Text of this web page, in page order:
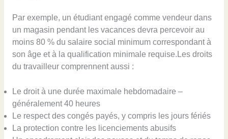
Par exemple, un étudiant engagé comme vendeur dans
un magasin pendant les vacances devra percevoir au
moins 80 % du salaire social minimum correspondant à
son âge et à la qualification minimale requise.Les droits
du travailleur comprennent aussi :
Le droit à une durée maximale hebdomadaire –
généralement 40 heures
Le respect des congés payés, y compris les jours fériés
La protection contre les licenciements abusifs